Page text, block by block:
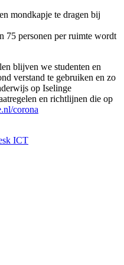
mondkapje te dragen bij
75 personen per ruimte wordt
blijven we studenten en
verstand te gebruiken en zo
op Iselinge
en richtlijnen die op
corona
ICT